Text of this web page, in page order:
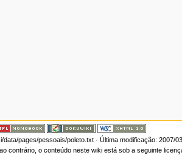
data/pages/pessoais/poleto.txt· Última modificação: 2007/
contrário, o conteúdo neste wiki está sob a seguinte